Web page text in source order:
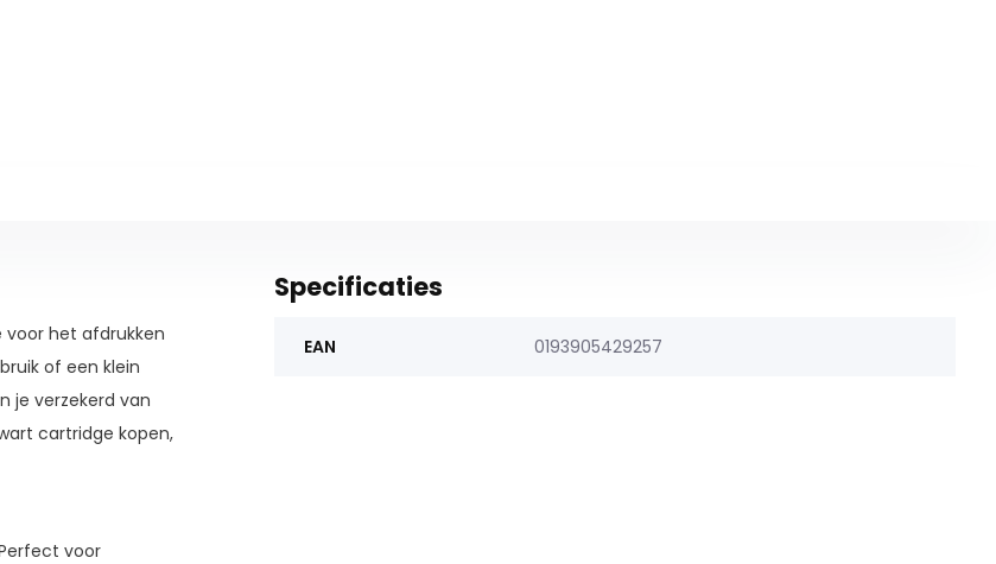
voor het afdrukken
of een klein
je verzekerd van
cartridge kopen,
voor
Specificaties
EAN 0193905429257